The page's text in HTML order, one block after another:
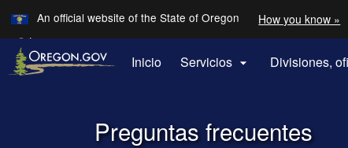
Skip to main content
An official website of the State of Oregon LearnHow you know »
Translate this site into other
Languages
Inicio Servicios  Divisiones,
Preguntas frecuentes